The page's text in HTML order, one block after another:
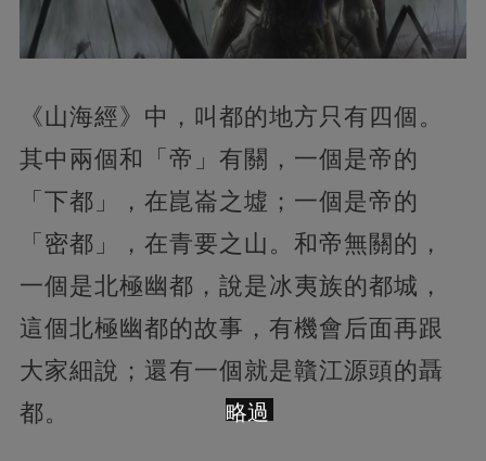
《山海經》中，叫都的地方只有四個。
其中兩個和「帝」有關，一個是帝的
「下都」，在崑崙之墟；一個是帝的
「密都」，在青要之山。和帝無關的，
一個是北極幽都，說是冰夷族的都城，
這個北極幽都的故事，有機會后面再跟
大家細說；還有一個就是贛江源頭的聶
都。
略過